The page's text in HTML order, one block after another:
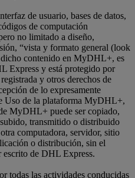
de usuario, bases de datos,
de computación
no limitado a diseño,
“vista y formato general (look
contenido en MyDHL+, es
Express y está protegido por
y otros derechos de
de lo expresamente
Uso de la plataforma MyDHL+,
MyDHL+ puede ser copiado,
transmitido o distribuido
computadora, servidor, sitio
o distribución, sin el
escrito de DHL Express.
todas las actividades conducidas